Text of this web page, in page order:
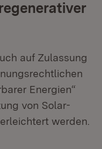
auf Zulassung
Energien“
von Solar-
werden.